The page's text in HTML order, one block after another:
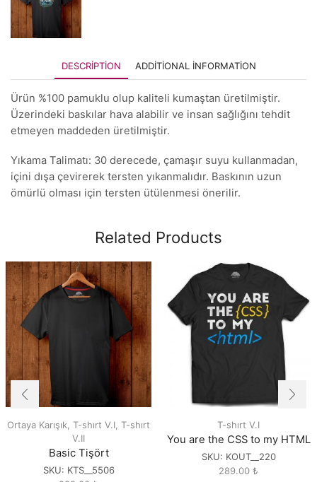
DESCRIPTION ADDITIONAL INFORMATION
Ürün %100 pamuklu olup kaliteli kumaştan üretilmiştir.
Üzerindeki baskılar hava alabilir ve insan sağlığını tehdit
etmeyen maddeden üretilmiştir.
Yıkama Talimatı: 30 derecede, çamaşır suyu kullanmadan,
içini dışa çevirerek tersten yıkanmalıdır. Baskının uzun
ömürlü olması için tersten ütülenmesi önerilir.
Related Products
Ortaya Karışık, T-shırt V.I, T-shırt
V.II
Basic Tişört
SKU: KTS__5506
T-shırt V.I
You are the CSS to my HTML
SKU: KOUT__220
289.00 ₺